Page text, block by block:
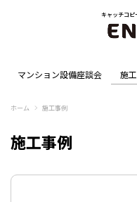
キャッチコ
マンション設備座談会 施
ホーム 施工事例
施工事例